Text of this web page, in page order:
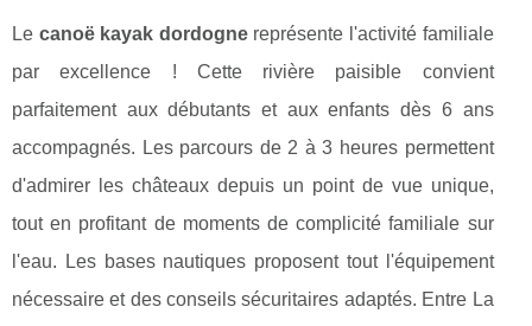
Le canoë kayak dordognereprésente l'activité familiale
par excellence ! Cette rivière paisible convient
parfaitement aux débutants et aux enfants dès 6 ans
accompagnés. Les parcours de 2 à 3 heures permettent
d'admirer les châteaux depuis un point de vue unique,
tout en profitant de moments de complicité familiale sur
l'eau. Les bases nautiques proposent tout l'équipement
nécessaire et des conseils sécuritaires adaptés. Entre La